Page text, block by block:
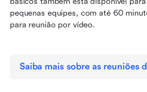
pequenas equipes, com até 60
para reunião por vídeo.
Saiba mais sobre as reuniões